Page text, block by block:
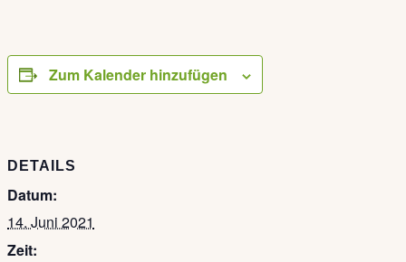
Zum Kalender hinzufügen
DETAILS
Datum:
14. Juni 2021
Zeit: